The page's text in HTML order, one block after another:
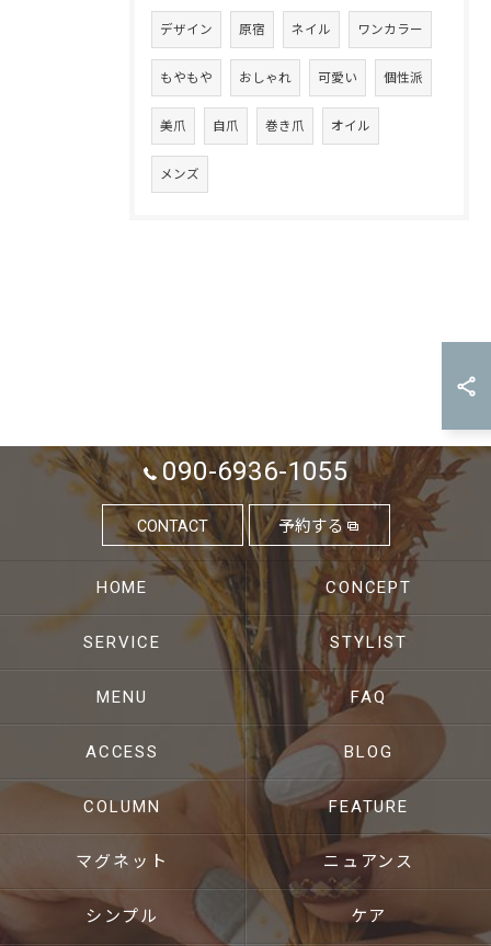
デザイン 原宿 ネイル ワンカラー
もやもや おしゃれ 可愛い 個性派
美爪 自爪 巻き爪 オイル
メンズ
090-6936-1055
CONTACT 予約する
HOME CONCEPT
SERVICE STYLIST
MENU FAQ
ACCESS BLOG
COLUMN FEATURE
マグネット ニュアンス
シンプル ケア